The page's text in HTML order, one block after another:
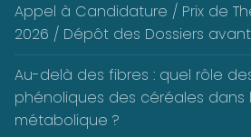
Appel à Candidature / Prix de
2026 / Dépôt des Dossiers avant
Au-delà des fibres : quel rôle
phénoliques des céréales dans
métabolique ?